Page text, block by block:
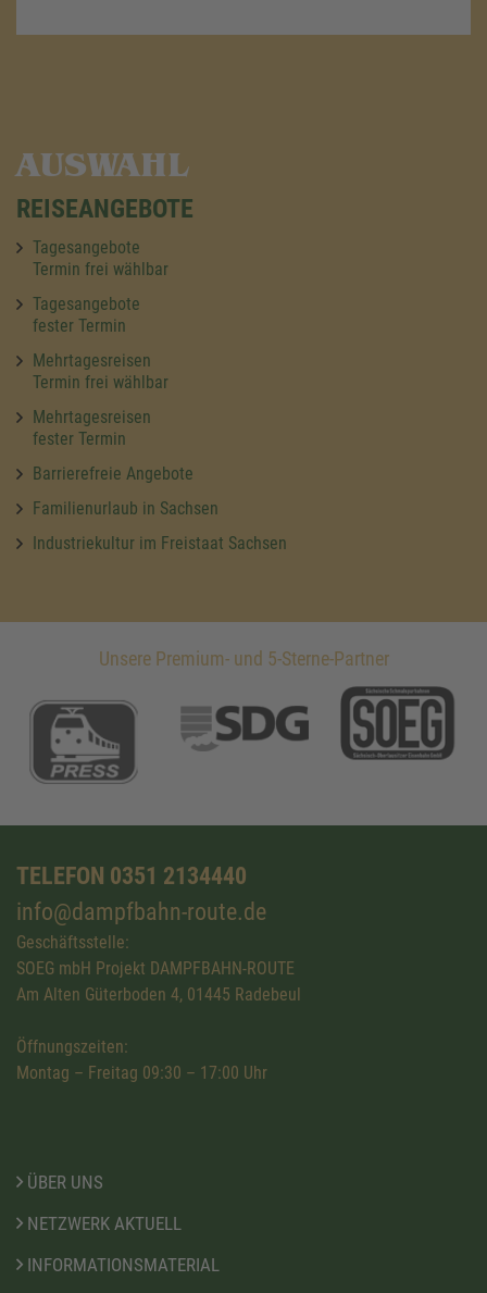
AUSWAHL
REISEANGEBOTE
Tagesangebote
Termin frei wählbar
Tagesangebote
fester Termin
Mehrtagesreisen
Termin frei wählbar
Mehrtagesreisen
fester Termin
Barrierefreie Angebote
Familienurlaub in Sachsen
Industriekultur im Freistaat Sachsen
Unsere Premium- und 5-Sterne-Partner
TELEFON 0351 2134440
info@dampfbahn-route.de
Geschäftsstelle:
SOEG mbH Projekt DAMPFBAHN-ROUTE
Am Alten Güterboden 4, 01445 Radebeul
Öffnungszeiten:
Montag – Freitag 09:30 – 17:00 Uhr
ÜBER UNS
NETZWERK AKTUELL
INFORMATIONSMATERIAL